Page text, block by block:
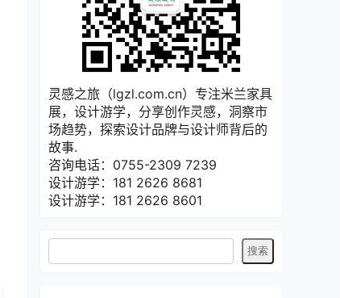
灵感之旅（lgzl.com.cn）专注米兰家具
展，设计游学，分享创作灵感，洞察市
场趋势，探索设计品牌与设计师背后的
故事.
咨询电话：0755-2309 7239
设计游学：181 2626 8681
设计游学：181 2626 8601